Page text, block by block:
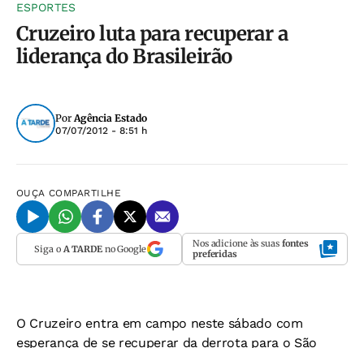
ESPORTES
Cruzeiro luta para recuperar a
liderança do Brasileirão
PorAgência Estado
07/07/2012 - 8:51 h
OUÇA COMPARTILHE
Siga o A TARDEno Google Nos adicione às suas fontes
preferidas
O Cruzeiro entra em campo neste sábado com
esperança de se recuperar da derrota para o São